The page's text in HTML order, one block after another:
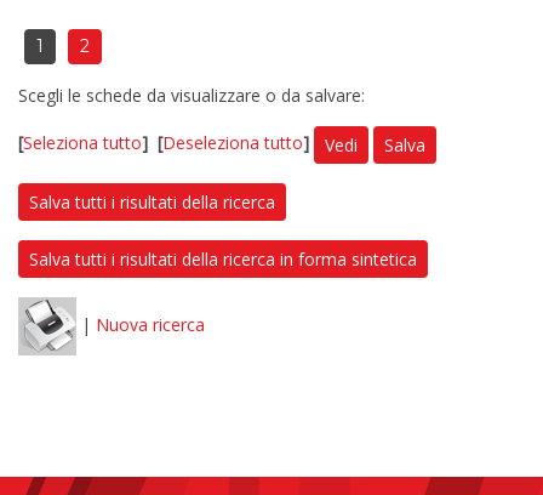
1 2
Scegli le schede da visualizzare o da salvare:
[Seleziona tutto] [Deseleziona tutto] Vedi Salva
Salva tutti i risultati della ricerca
Salva tutti i risultati della ricerca in forma sintetica
| Nuova ricerca